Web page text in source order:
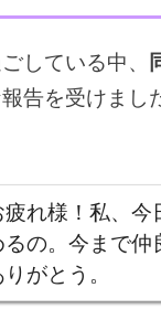
している中、
告を受けまし
疲れ様！私、今
るの。今まで仲
りがとう。